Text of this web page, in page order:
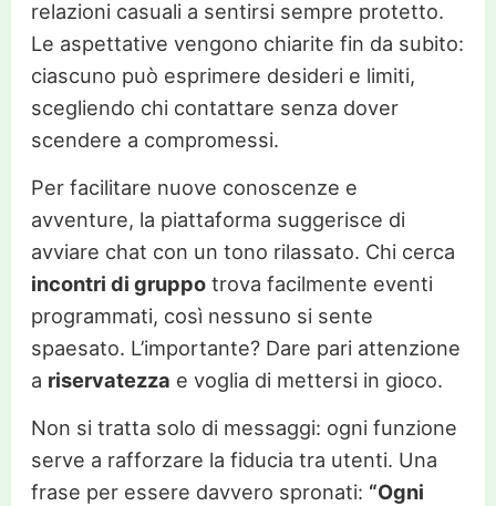
relazioni casuali a sentirsi sempre protetto.
Le aspettative vengono chiarite fin da subito:
ciascuno può esprimere desideri e limiti,
scegliendo chi contattare senza dover
scendere a compromessi.
Per facilitare nuove conoscenze e
avventure, la piattaforma suggerisce di
avviare chat con un tono rilassato. Chi cerca
incontri di gruppotrova facilmente eventi
programmati, così nessuno si sente
spaesato. L’importante? Dare pari attenzione
a riservatezza e voglia di mettersi in gioco.
Non si tratta solo di messaggi: ogni funzione
serve a rafforzare la fiducia tra utenti. Una
frase per essere davvero spronati: “Ogni